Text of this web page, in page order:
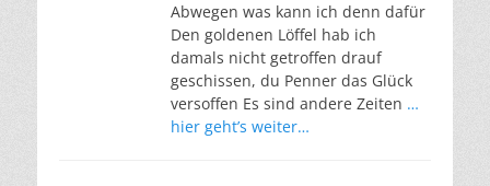
Abwegen was kann ich denn dafür
Den goldenen Löffel hab ich
damals nicht getroffen drauf
geschissen, du Penner das Glück
versoffen Es sind andere Zeiten …
hier geht’s weiter…